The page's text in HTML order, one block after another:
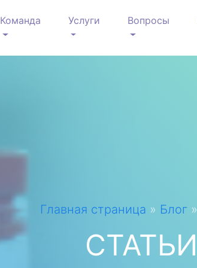
Команда Услуги Вопросы
Главная страница » Блог »
СТАТЬИ